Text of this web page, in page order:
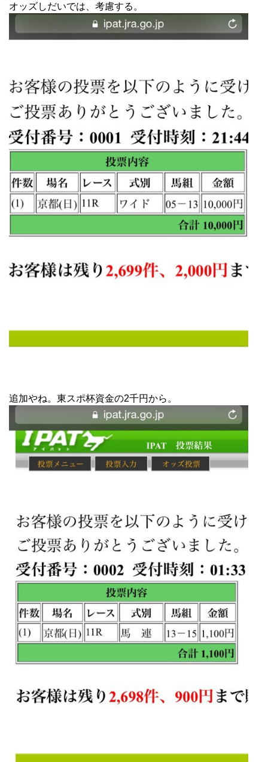
オッズしだいでは、考慮する。
追加やね。東スポ杯資金の2千円から。